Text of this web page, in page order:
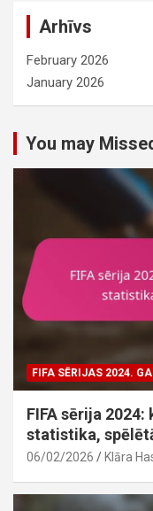
Arhīvs
February 2026
January 2026
You may
FIFA SĒRIJAS 2024.
FIFA sērija
statistika,
06/02/2026 Klāra